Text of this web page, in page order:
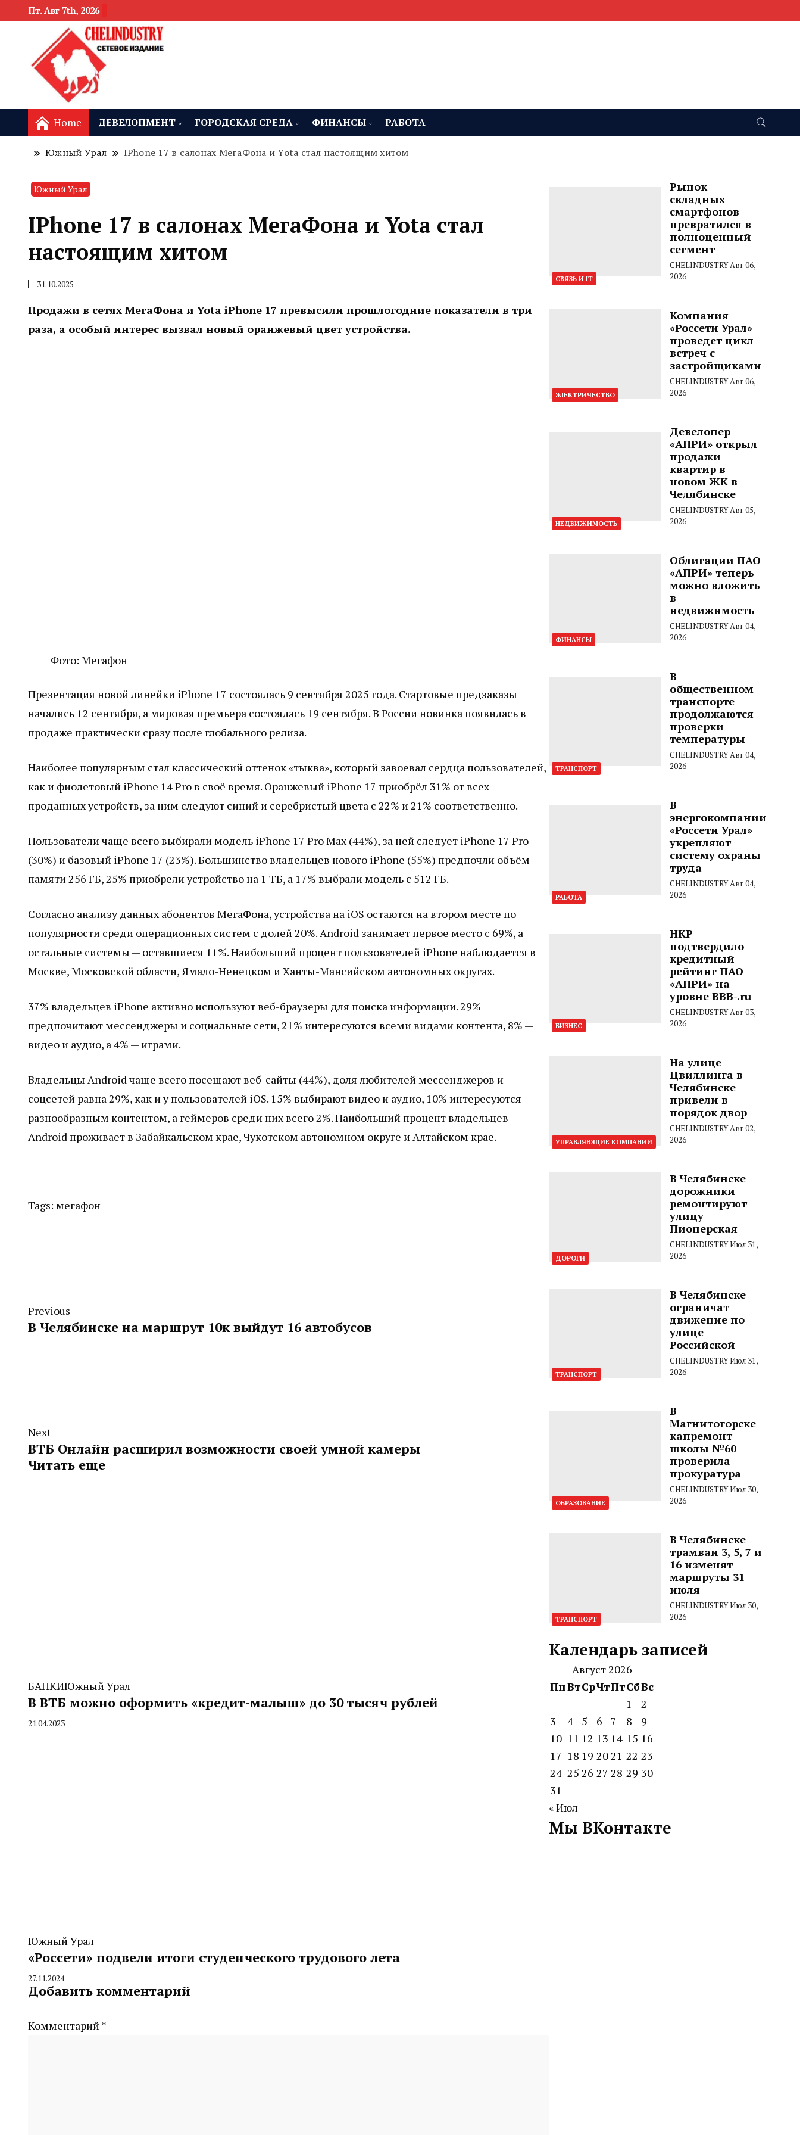
Пт. Авг 7th, 2026
Home ДЕВЕЛОПМЕНТ ГОРОДСКАЯ СРЕДА ФИНАНСЫ РАБОТА
Южный Урал IPhone 17 в салонах МегаФона и Yota стал настоящим хитом
Южный Урал
IPhone 17 в салонах МегаФона и Yota стал
настоящим хитом
31.10.2025
Продажи в сетях МегаФона и Yota iPhone 17 превысили прошлогодние показатели в три
раза, а особый интерес вызвал новый оранжевый цвет устройства.
Фото: Мегафон
Презентация новой линейки iPhone 17 состоялась 9 сентября 2025 года. Стартовые предзаказы
начались 12 сентября, а мировая премьера состоялась 19 сентября. В России новинка появилась в
продаже практически сразу после глобального релиза.
Наиболее популярным стал классический оттенок «тыква», который завоевал сердца пользователей,
как и фиолетовый iPhone 14 Pro в своё время. Оранжевый iPhone 17 приобрёл 31% от всех
проданных устройств, за ним следуют синий и серебристый цвета с 22% и 21% соответственно.
Пользователи чаще всего выбирали модель iPhone 17 Pro Max (44%), за ней следует iPhone 17 Pro
(30%) и базовый iPhone 17 (23%). Большинство владельцев нового iPhone (55%) предпочли объём
памяти 256 ГБ, 25% приобрели устройство на 1 ТБ, а 17% выбрали модель с 512 ГБ.
Согласно анализу данных абонентов МегаФона, устройства на iOS остаются на втором месте по
популярности среди операционных систем с долей 20%. Android занимает первое место с 69%, а
остальные системы — оставшиеся 11%. Наибольший процент пользователей iPhone наблюдается в
Москве, Московской области, Ямало-Ненецком и Ханты-Мансийском автономных округах.
37% владельцев iPhone активно используют веб-браузеры для поиска информации. 29%
предпочитают мессенджеры и социальные сети, 21% интересуются всеми видами контента, 8% —
видео и аудио, а 4% — играми.
Владельцы Android чаще всего посещают веб-сайты (44%), доля любителей мессенджеров и
соцсетей равна 29%, как и у пользователей iOS. 15% выбирают видео и аудио, 10% интересуются
разнообразным контентом, а геймеров среди них всего 2%. Наибольший процент владельцев
Android проживает в Забайкальском крае, Чукотском автономном округе и Алтайском крае.
Tags: мегафон
Previous
В Челябинске на маршрут 10к выйдут 16 автобусов
Next
ВТБ Онлайн расширил возможности своей умной камеры
Читать еще
БАНКИЮжный Урал
В ВТБ можно оформить «кредит-малыш» до 30 тысяч рублей
By
21.04.2023
Южный Урал
«Россети» подвели итоги студенческого трудового лета
By
CHELINDUSTRY
27.11.2024
Добавить комментарий
Комментарий *
СВЯЗЬ И IT
Рынок
складных
смартфонов
превратился в
полноценный
сегмент
CHELINDUSTRYАвг 06,
2026
ЭЛЕКТРИЧЕСТВО
Компания
«Россети Урал»
проведет цикл
встреч с
застройщиками
CHELINDUSTRYАвг 06,
2026
НЕДВИЖИМОСТЬ
Девелопер
«АПРИ» открыл
продажи
квартир в
новом ЖК в
Челябинске
CHELINDUSTRYАвг 05,
2026
ФИНАНСЫ
Облигации ПАО
«АПРИ» теперь
можно вложить
в
недвижимость
CHELINDUSTRYАвг 04,
2026
ТРАНСПОРТ
В
общественном
транспорте
продолжаются
проверки
температуры
CHELINDUSTRYАвг 04,
2026
РАБОТА
В
энергокомпании
«Россети Урал»
укрепляют
систему охраны
труда
CHELINDUSTRYАвг 04,
2026
БИЗНЕС
НКР
подтвердило
кредитный
рейтинг ПАО
«АПРИ» на
уровне BBB-.ru
CHELINDUSTRYАвг 03,
2026
УПРАВЛЯЮЩИЕ КОМПАНИИ
На улице
Цвиллинга в
Челябинске
привели в
порядок двор
CHELINDUSTRYАвг 02,
2026
ДОРОГИ
В Челябинске
дорожники
ремонтируют
улицу
Пионерская
CHELINDUSTRYИюл 31,
2026
ТРАНСПОРТ
В Челябинске
ограничат
движение по
улице
Российской
CHELINDUSTRYИюл 31,
2026
ОБРАЗОВАНИЕ
В
Магнитогорске
капремонт
школы №60
проверила
прокуратура
CHELINDUSTRYИюл 30,
2026
ТРАНСПОРТ
В Челябинске
трамваи 3, 5, 7 и
16 изменят
маршруты 31
июля
CHELINDUSTRYИюл 30,
2026
Календарь записей
Август 2026
ПнВтСрЧтПтСбВс
1
2
3
4 5 6 7 8
9
10 11 12 13 14 15 16
17 18 19 2021 22 23
24 25 26 27 28 29 30
31
« Июл
Мы ВКонтакте